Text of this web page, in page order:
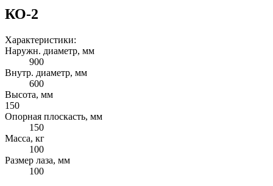
КО-2
Характеристики:
Наружн. диаметр, мм
900
Внутр. диаметр, мм
600
Высота, мм
150
Опорная плоскасть, мм
150
Масса, кг
100
Размер лаза, мм
100